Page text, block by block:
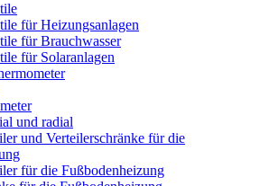
für Heizungsanlagen
für Brauchwasser
für Solaranlagen
und radial
und Verteilerschränke für die
für die Fußbodenheizung